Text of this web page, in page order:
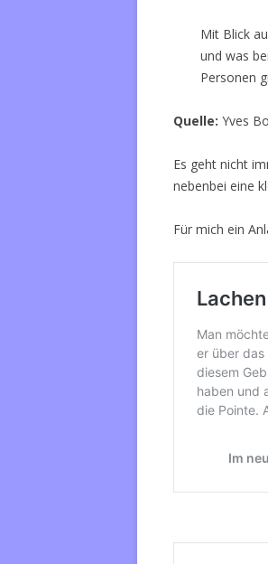
Mit Blick
und was
Personen
Quelle: Yves
Es geht nicht
nebenbei eine
Für mich ein